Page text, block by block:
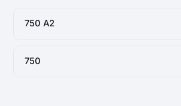
750 A2
750